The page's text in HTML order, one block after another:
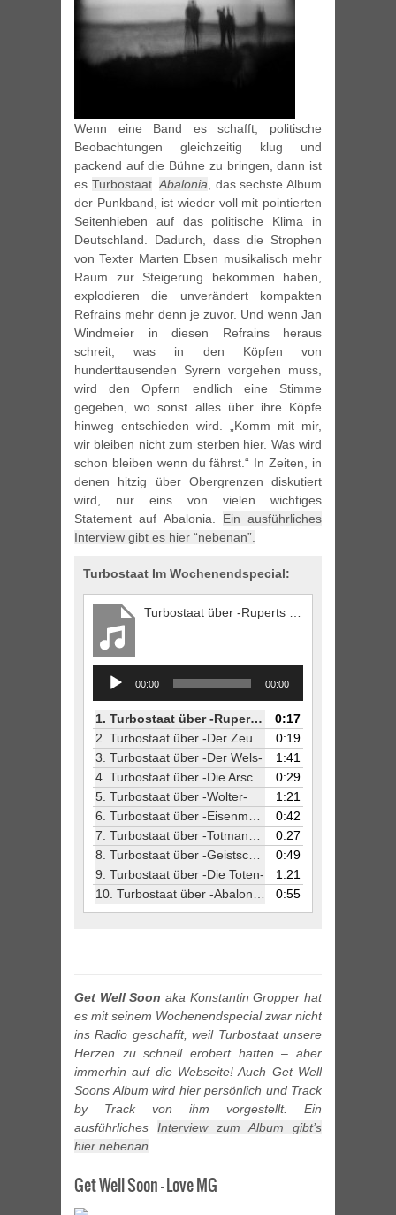
Wenn eine Band es schafft, politische
Beobachtungen gleichzeitig klug und
packend auf die Bühne zu bringen, dann ist
es Turbostaat.Abalonia, das sechste Album
der Punkband, ist wieder voll mit pointierten
Seitenhieben auf das politische Klima in
Deutschland. Dadurch, dass die Strophen
von Texter Marten Ebsen musikalisch mehr
Raum zur Steigerung bekommen haben,
explodieren die unverändert kompakten
Refrains mehr denn je zuvor. Und wenn Jan
Windmeier in diesen Refrains heraus
schreit, was in den Köpfen von
hunderttausenden Syrern vorgehen muss,
wird den Opfern endlich eine Stimme
gegeben, wo sonst alles über ihre Köpfe
hinweg entschieden wird. „Komm mit mir,
wir bleiben nicht zum sterben hier. Was wird
schon bleiben wenn du fährst.“ In Zeiten, in
denen hitzig über Obergrenzen diskutiert
wird, nur eins von vielen wichtiges
Statement auf Abalonia. Ein ausführliches
Interview gibt es hier “nebenan”.
Turbostaat Im Wochenendspecial:
Turbostaat über -Ruperts Gruen-
Audio
Player
00:00 00:00
1. Turbostaat über -Ruperts Gruen-
0:17
2. Turbostaat über -Der Zeuge-
0:19
3. Turbostaat über -Der Wels-
1:41
4. Turbostaat über -Die Arschgesichter-
0:29
5. Turbostaat über -Wolter-
1:21
6. Turbostaat über -Eisenmann-
0:42
7. Turbostaat über -Totmannknopf-
0:27
8. Turbostaat über -Geistschwein-
0:49
9. Turbostaat über -Die Toten-
1:21
10. Turbostaat über -Abalonia- 0:55
Get Well Soon aka Konstantin Gropper hat
es mit seinem Wochenendspecial zwar nicht
ins Radio geschafft, weil Turbostaat unsere
Herzen zu schnell erobert hatten – aber
immerhin auf die Webseite! Auch Get Well
Soons Album wird hier persönlich und Track
by Track von ihm vorgestellt. Ein
ausführliches Interview zum Album gibt’s
hier nebenan.
Get Well Soon – Love MG